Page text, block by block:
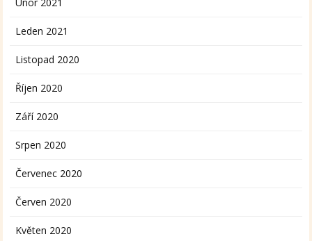
Leden 2021
Listopad 2020
Říjen 2020
Září 2020
Srpen 2020
Červenec 2020
Červen 2020
Květen 2020